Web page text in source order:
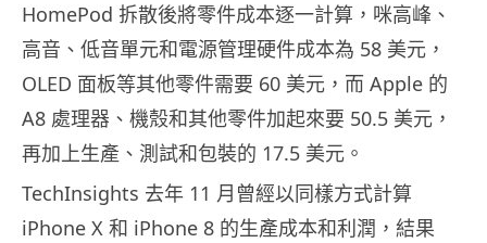
HomePod 拆散後將零件成本逐一計算，咪高峰、
高音、低音單元和電源管理硬件成本為 58 美元，
OLED 面板等其他零件需要 60 美元，而 Apple 的
A8 處理器、機殼和其他零件加起來要 50.5 美元，
再加上生產、測試和包裝的 17.5 美元。
TechInsights 去年 11 月曾經以同樣方式計算
iPhone X 和 iPhone 8 的生產成本和利潤，結果